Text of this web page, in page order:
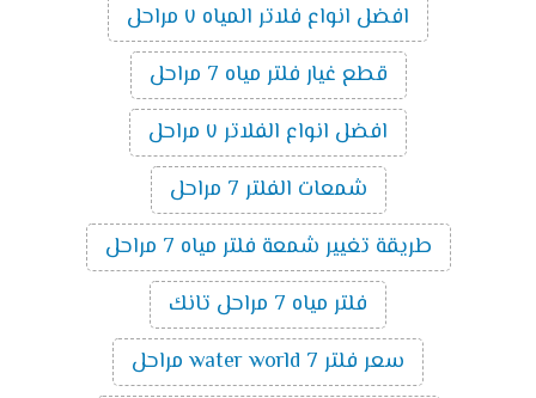
افضل انواع فلاتر المياه ٧ مراحل
قطع غيار فلتر مياه 7 مراحل
افضل انواع الفلاتر ٧ مراحل
شمعات الفلتر 7 مراحل
طريقة تغيير شمعة فلتر مياه 7 مراحل
فلتر مياه 7 مراحل تانك
سعر فلتر water world 7 مراحل